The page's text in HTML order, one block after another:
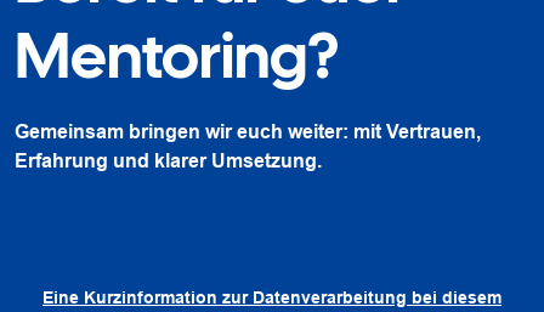
Mentoring?
Gemeinsam bringen wir euch weiter: mit Vertrauen,
Erfahrung und klarer Umsetzung.
Eine Kurzinformation zur Datenverarbeitung bei diesem